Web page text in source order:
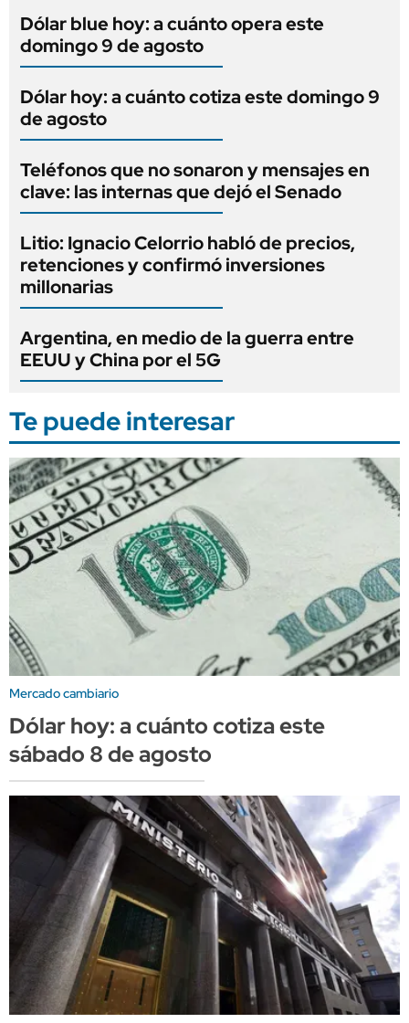
Dólar blue hoy: a cuánto opera este
domingo 9 de agosto
Dólar hoy: a cuánto cotiza este domingo 9
de agosto
Teléfonos que no sonaron y mensajes en
clave: las internas que dejó el Senado
Litio: Ignacio Celorrio habló de precios,
retenciones y confirmó inversiones
millonarias
Argentina, en medio de la guerra entre
EEUU y China por el 5G
Te puede interesar
Mercado cambiario
Dólar hoy: a cuánto cotiza este
sábado 8 de agosto